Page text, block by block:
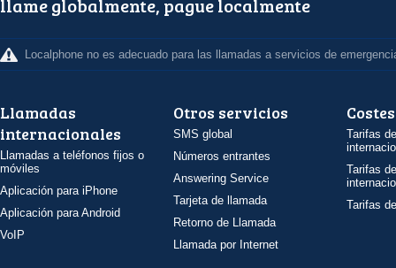
llame globalmente, pague localmente
Localphone no es adecuado para las llamadas a servicios de
Llamadas
internacionales
Llamadas a teléfonos fijos o
móviles
Aplicación para iPhone
Aplicación para Android
VoIP
Otros servicios
SMS global
Números entrantes
Answering Service
Tarjeta de llamada
Retorno de Llamada
Llamada por Internet
Costes
Tarifas
Tarifas
Tarifas